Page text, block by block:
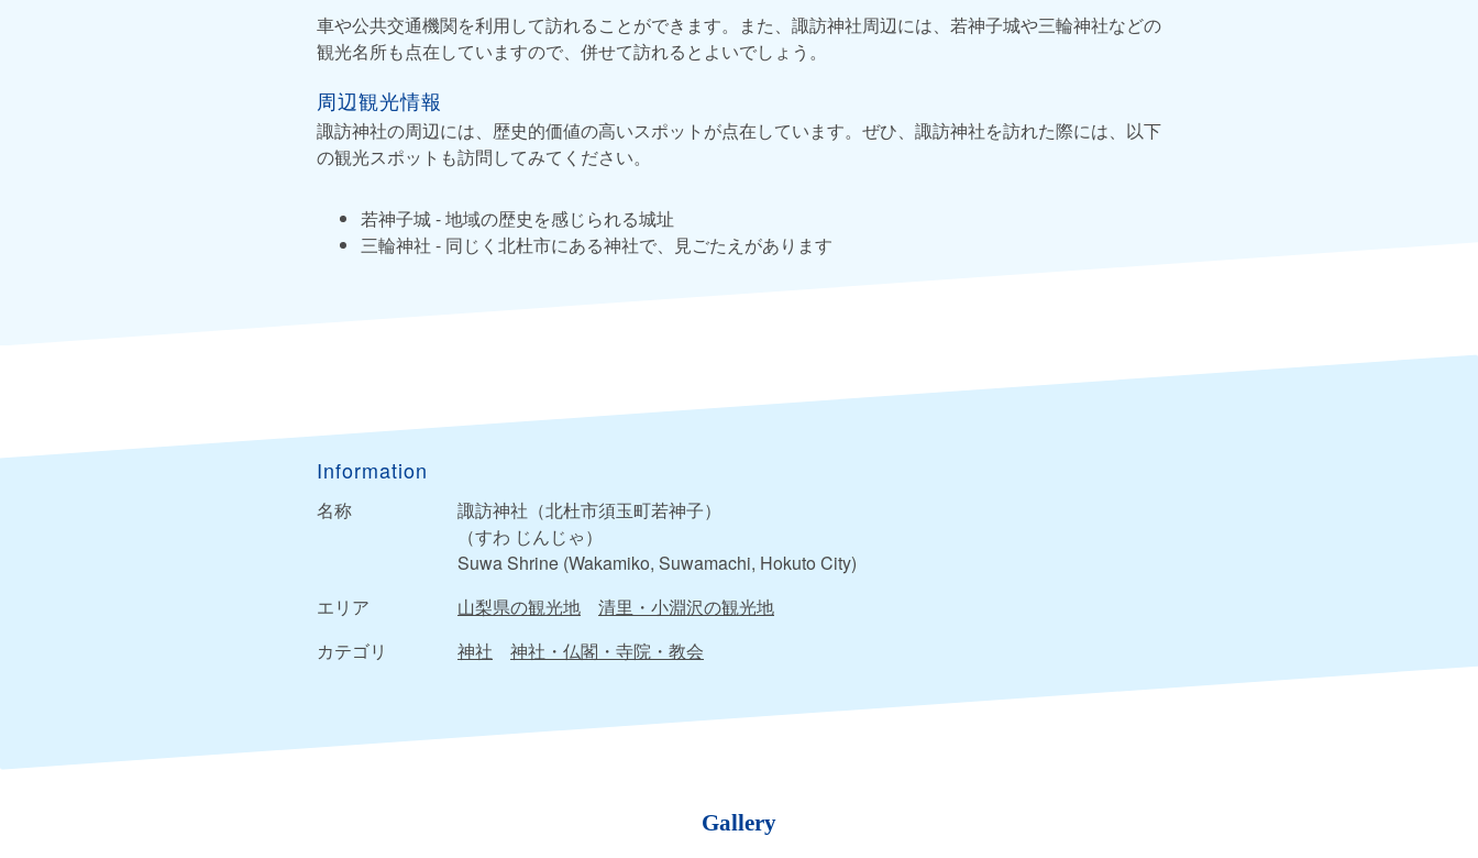
車や公共交通機関を利用して訪れることができます。また、諏訪神社周辺には、若神子城や三輪神社などの
観光名所も点在していますので、併せて訪れるとよいでしょう。
周辺観光情報
諏訪神社の周辺には、歴史的価値の高いスポットが点在しています。ぜひ、諏訪神社を訪れた際には、以下
の観光スポットも訪問してみてください。
若神子城 - 地域の歴史を感じられる城址
三輪神社 - 同じく北杜市にある神社で、見ごたえがあります
Information
名称
諏訪神社（北杜市須玉町若神子）
（すわ じんじゃ）
Suwa Shrine (Wakamiko, Suwamachi, Hokuto City)
エリア
山梨県の観光地
清里・小淵沢の観光地
カテゴリ
神社 神社・仏閣・寺院・教会
Gallery